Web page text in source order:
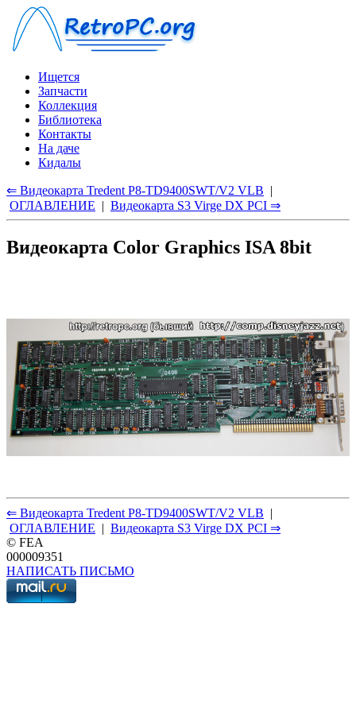
Ищется
Запчасти
Коллекция
Библиотека
Контакты
На даче
Кидалы
⇐ Видеокарта Tredent P8-TD9400SWT/V2 VLB |
ОГЛАВЛЕНИЕ | Видеокарта S3 Virge DX PCI ⇒
Видеокарта Color Graphics ISA 8bit
⇐ Видеокарта Tredent P8-TD9400SWT/V2 VLB |
ОГЛАВЛЕНИЕ | Видеокарта S3 Virge DX PCI ⇒
© FEA
000009351
НАПИСАТЬ ПИСЬМО